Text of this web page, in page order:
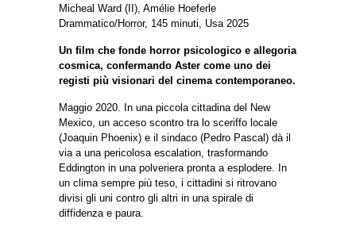
Micheal Ward (II), Amélie Hoeferle
Drammatico/Horror, 145 minuti, Usa 2025
Un film che fonde horror psicologico e allegoria
cosmica, confermando Aster come uno dei
registi più visionari del cinema contemporaneo.
Maggio 2020. In una piccola cittadina del New
Mexico, un acceso scontro tra lo sceriffo locale
(Joaquin Phoenix) e il sindaco (Pedro Pascal) dà il
via a una pericolosa escalation, trasformando
Eddington in una polveriera pronta a esplodere. In
un clima sempre più teso, i cittadini si ritrovano
divisi gli uni contro gli altri in una spirale di
diffidenza e paura.